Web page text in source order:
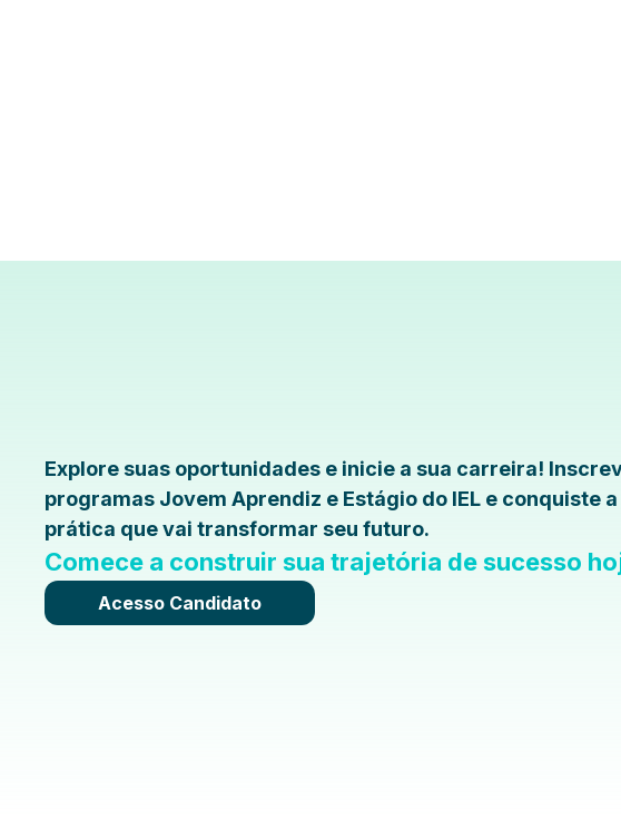
Explore suas oportunidades e inicie a sua carreira!
programas Jovem Aprendiz e Estágio do IEL e conquiste
prática que vai transformar seu futuro.
Comece a construir sua trajetória de sucesso
Acesso Candidato